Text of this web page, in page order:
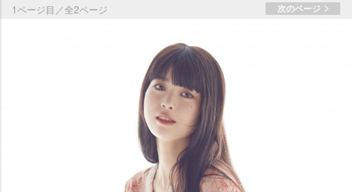
1ページ目／全2ページ 次のページ